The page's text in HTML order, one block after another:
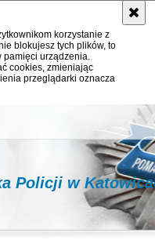
korzystanie z
blokujesz tych plików, to
pamięci urządzenia.
cookies, zmieniając
przeglądarki oznacza
Policji w